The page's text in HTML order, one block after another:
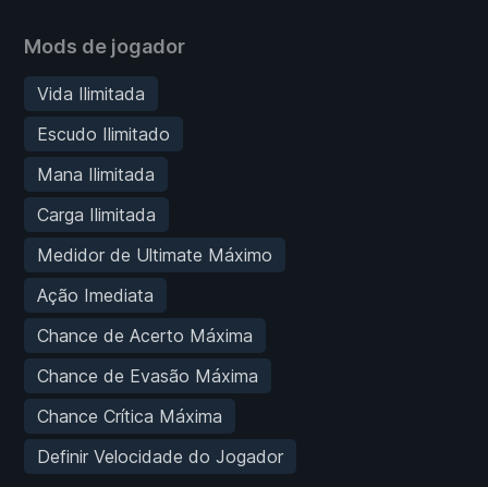
Mods de jogador
Vida Ilimitada
Escudo Ilimitado
Mana Ilimitada
Carga Ilimitada
Medidor de Ultimate Máximo
Ação Imediata
Chance de Acerto Máxima
Chance de Evasão Máxima
Chance Crítica Máxima
Definir Velocidade do Jogador